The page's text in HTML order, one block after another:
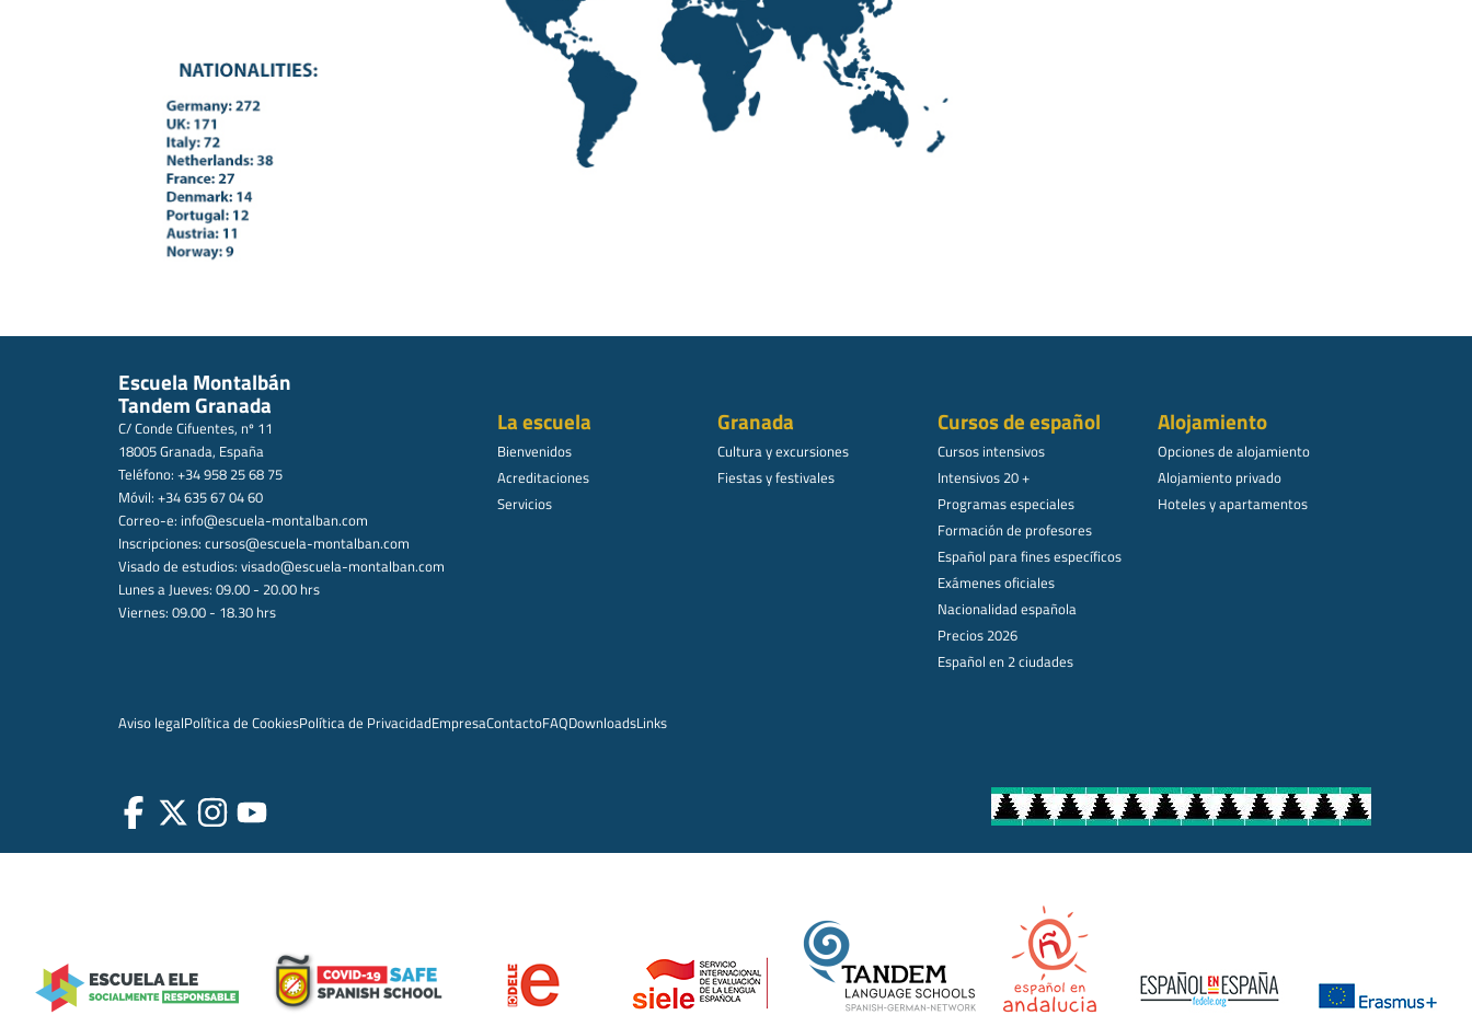
Escuela Montalbán
Tandem Granada
C/ Conde Cifuentes, nº 11
18005 Granada, España
Teléfono: +34 958 25 68 75
Móvil: +34 635 67 04 60
Correo-e: info@escuela-montalban.com
Inscripciones: cursos@escuela-montalban.com
Visado de estudios: visado@escuela-montalban.com
Lunes a Jueves: 09.00 - 20.00 hrs
Viernes: 09.00 - 18.30 hrs
La escuela
Bienvenidos
Acreditaciones
Servicios
Granada
Cultura y excursiones
Fiestas y festivales
Cursos de español
Cursos intensivos
Intensivos 20 +
Programas especiales
Formación de profesores
Español para fines específicos
Exámenes oficiales
Nacionalidad española
Precios 2026
Español en 2 ciudades
Alojamiento
Opciones de alojamiento
Alojamiento privado
Hoteles y apartamentos
Aviso legalPolítica de CookiesPolítica de PrivacidadEmpresaContactoFAQDownloadsLinks